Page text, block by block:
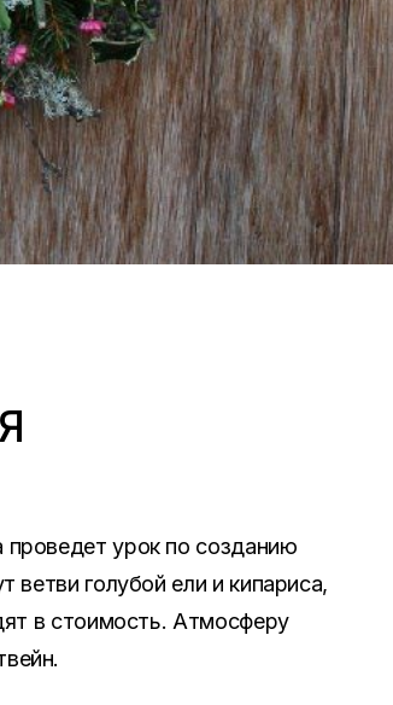
проведет урок по созданию
ветви голубой ели и кипариса,
в стоимость. Атмосферу